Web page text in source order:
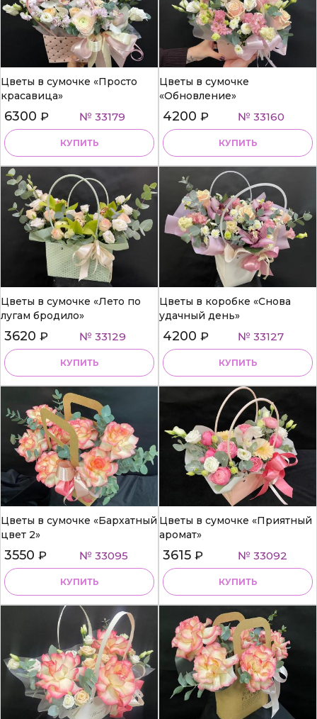
Цветы в сумочке «Просто
красавица»
6300 ₽ № 33179
КУПИТЬ
Цветы в сумочке
«Обновление»
4200 ₽ № 33160
КУПИТЬ
Цветы в сумочке «Лето по
лугам бродило»
3620 ₽ № 33129
КУПИТЬ
Цветы в коробке «Снова
удачный день»
4200 ₽ № 33127
КУПИТЬ
Цветы в сумочке «Бархатный
цвет 2»
3550 ₽ № 33095
КУПИТЬ
Цветы в сумочке «Приятный
аромат»
3615 ₽ № 33092
КУПИТЬ